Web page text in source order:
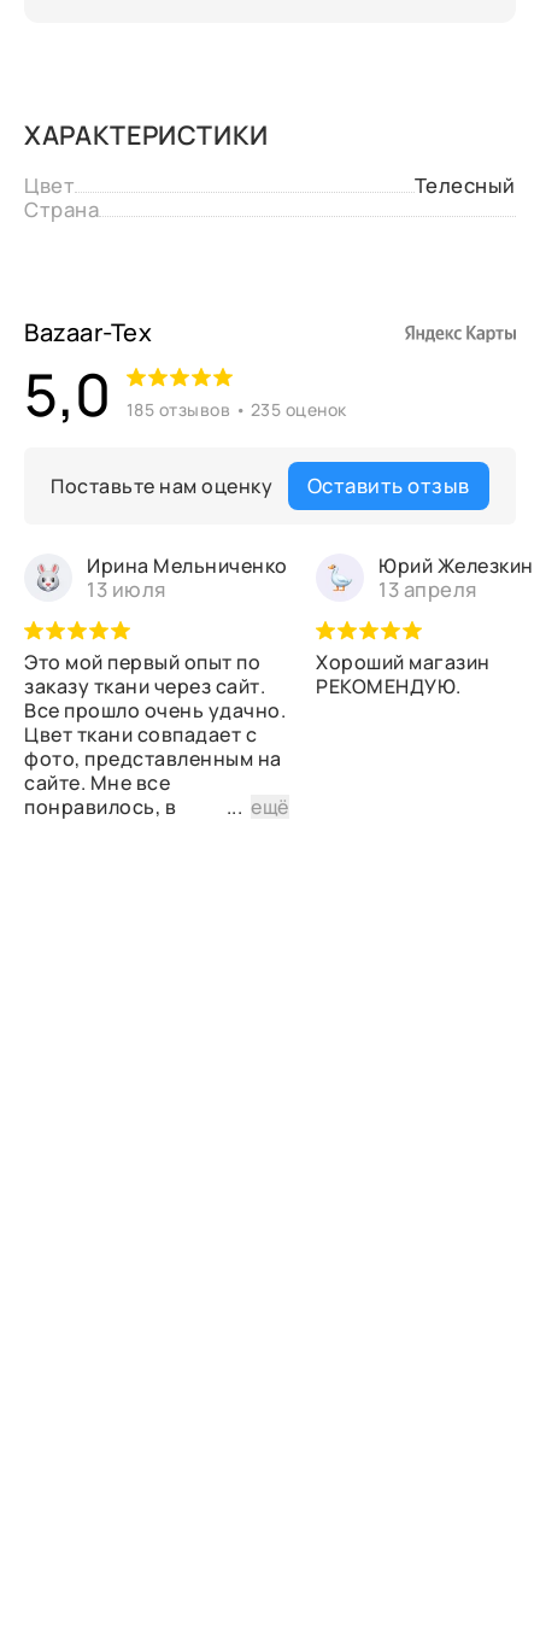
ХАРАКТЕРИСТИКИ
Цвет
Телесный
Страна
Bazaar-Tex
5,0 185 отзывов • 235 оценок
Поставьте нам оценку Оставить отзыв
Ирина Мельниченко
13 июля
Это мой первый опыт по
заказу ткани через сайт.
Все прошло очень удачно.
Цвет ткани совпадает с
фото, представленным на
сайте. Мне все
понравилось, в
...ещё
Юрий Железкин
13 апреля
Хороший магазин
РЕКОМЕНДУЮ.